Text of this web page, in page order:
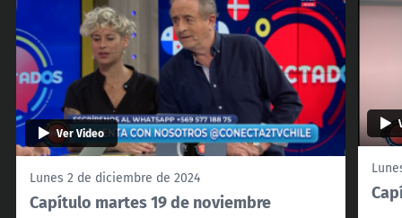
Ver Video
Lunes 2 de diciembre de 2024
Capítulo martes 19 de noviembre